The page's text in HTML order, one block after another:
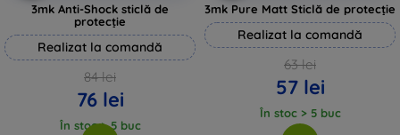
3mk Anti-Shock sticlă de
protecție
Realizat la comandă
84 lei
76 lei
În stoc > 5 buc
3mk Pure Matt Sticlă de protecție
Realizat la comandă
63 lei
57 lei
În stoc > 5 buc